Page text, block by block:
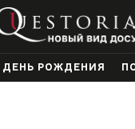
ДЕНЬ РОЖДЕНИЯ